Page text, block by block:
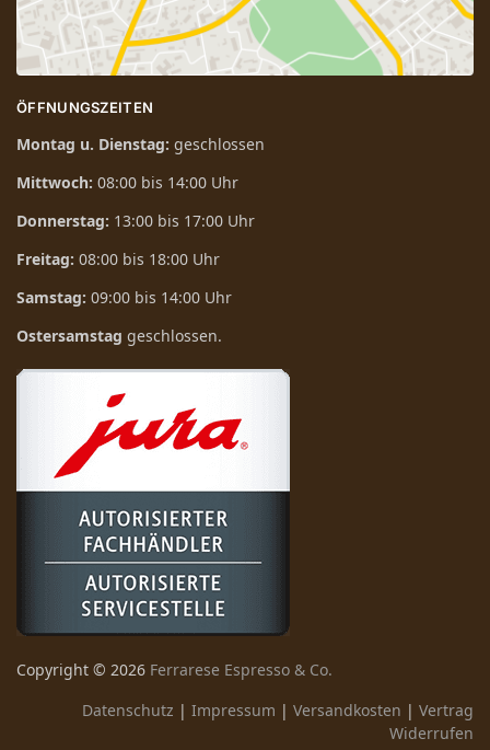
ÖFFNUNGSZEITEN
Montag u. Dienstag: geschlossen
Mittwoch: 08:00 bis 14:00 Uhr
Donnerstag: 13:00 bis 17:00 Uhr
Freitag: 08:00 bis 18:00 Uhr
Samstag: 09:00 bis 14:00 Uhr
Ostersamstag geschlossen.
Copyright © 2026 Ferrarese Espresso & Co.
Datenschutz | Impressum | Versandkosten | Vertrag
Widerrufen